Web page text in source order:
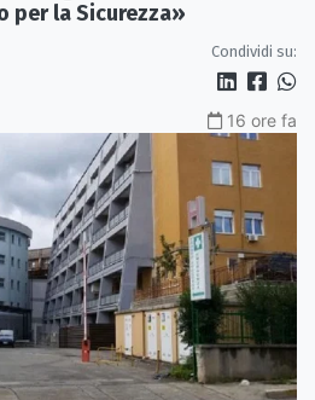
per la Sicurezza»
Condividi su:
16 ore fa